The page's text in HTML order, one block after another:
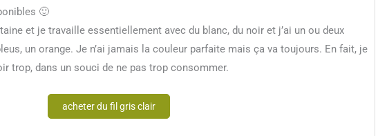
🙂
et je travaille essentiellement avec du blanc, du noir et j’ai un ou deux
un orange. Je n’ai jamais la couleur parfaite mais ça va toujours. En fait, je
trop, dans un souci de ne pas trop consommer.
acheter du fil gris clair